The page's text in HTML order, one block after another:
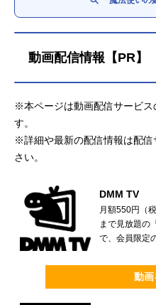
動画配信情報【PR】
※本ページは動画配信サービス
す。
※詳細や最新の配信情報は配
さい。
DMM TV
月額550円（
まで見放題の
で、会員限定
動画